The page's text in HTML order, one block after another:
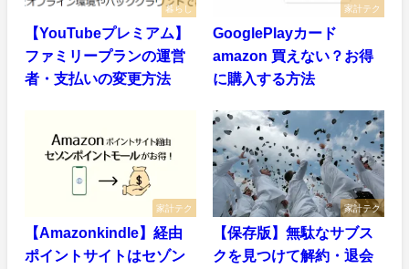
暮らし
【YouTubeプレミアム】
ファミリープランの運営
者・支払いの変更方法
家計テク
GooglePlayカード
amazon 買えない？お得
に購入する方法
家計テク
【Amazonkindle】経由
ポイントサイトはセゾン
家計テク
【保存版】無駄なサブス
クを見つけて解約・退会